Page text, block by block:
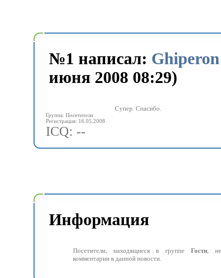
№1 написал: Ghiperon
июня 2008 08:29)
Группа: Посетители
Регистрация: 16.05.2008
Супер. Спасибо.
ICQ: --
Информация
Посетители, находящиеся в группе Гости, не
комментарии в данной новости.